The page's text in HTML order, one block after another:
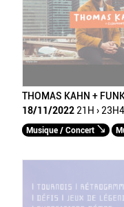
THOMAS KAHN +
18/11/2022 21H ›
Musique / Concert